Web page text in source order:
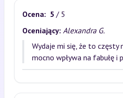
Ocena: 5 / 5
Oceniający: Alexandra G.
Wydaje mi się, że to
mocno wpływa na fabułę i